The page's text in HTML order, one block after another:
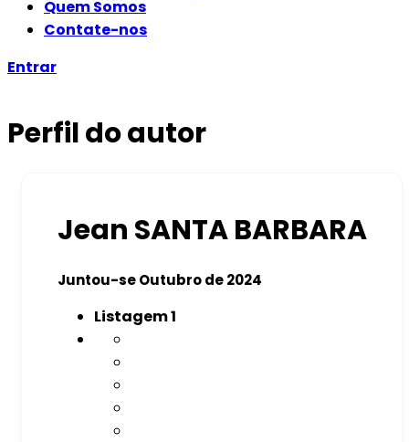
Quem Somos
Contate-nos
Entrar
Perfil do autor
Jean SANTA BARBARA
Juntou-se Outubro de 2024
Listagem1